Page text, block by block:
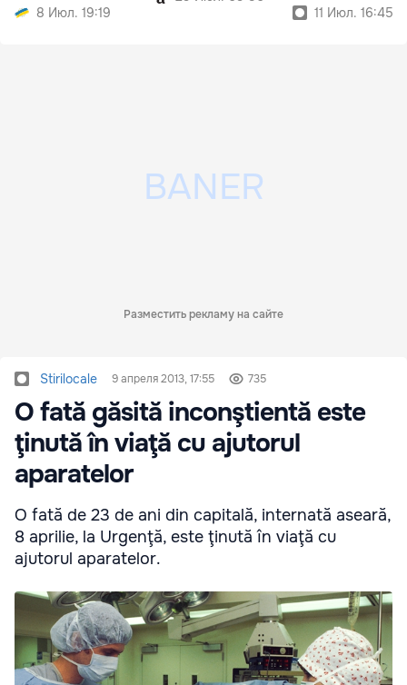
8 Июл. 19:19
Армению
11 Июл. 16:45
Разместить рекламу на сайте
Stirilocale 9 апреля 2013, 17:55 735
O fată găsită inconştientă este
ţinută în viaţă cu ajutorul
aparatelor
O fată de 23 de ani din capitală, internată aseară,
8 aprilie, la Urgenţă, este ţinută în viaţă cu
ajutorul aparatelor.